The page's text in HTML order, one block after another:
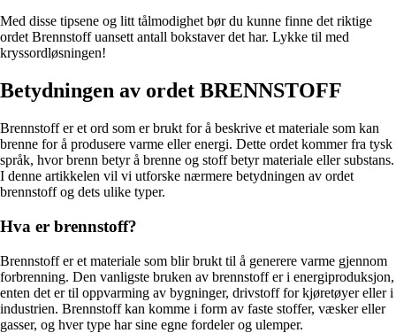
Med disse tipsene og litt tålmodighet bør du kunne finne det riktige
ordet Brennstoff uansett antall bokstaver det har. Lykke til med
kryssordløsningen!
Betydningen av ordet BRENNSTOFF
Brennstoff er et ord som er brukt for å beskrive et materiale som kan
brenne for å produsere varme eller energi. Dette ordet kommer fra tysk
språk, hvor brenn betyr å brenne og stoff betyr materiale eller substans.
I denne artikkelen vil vi utforske nærmere betydningen av ordet
brennstoff og dets ulike typer.
Hva er brennstoff?
Brennstoff er et materiale som blir brukt til å generere varme gjennom
forbrenning. Den vanligste bruken av brennstoff er i energiproduksjon,
enten det er til oppvarming av bygninger, drivstoff for kjøretøyer eller i
industrien. Brennstoff kan komme i form av faste stoffer, væsker eller
gasser, og hver type har sine egne fordeler og ulemper.